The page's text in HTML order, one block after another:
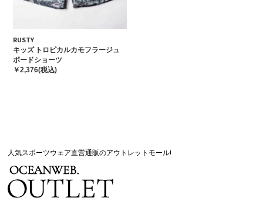
RUSTY
キッズ トロピカルカモフラージュ
ボードショーツ
￥2,376(税込)
人気スポーツウェア直営通販のアウトレットモール!